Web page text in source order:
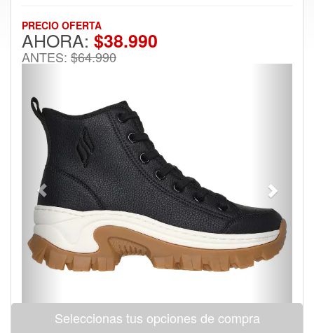
PRECIO OFERTA
AHORA: $38.990
ANTES: $64.990
Seleccionas tus opciones de compra